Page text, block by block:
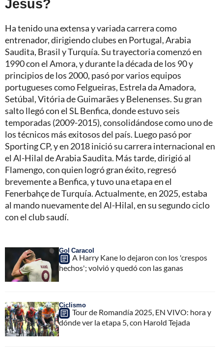
Jesus?
Ha tenido una extensa y variada carrera como
entrenador, dirigiendo clubes en Portugal, Arabia
Saudita, Brasil y Turquía. Su trayectoria comenzó en
1990 con el Amora, y durante la década de los 90 y
principios de los 2000, pasó por varios equipos
portugueses como Felgueiras, Estrela da Amadora,
Setúbal, Vitória de Guimarães y Belenenses. Su gran
salto llegó con el SL Benfica, donde estuvo seis
temporadas (2009-2015), consolidándose como uno de
los técnicos más exitosos del país. Luego pasó por
Sporting CP, y en 2018 inició su carrera internacional en
el Al-Hilal de Arabia Saudita. Más tarde, dirigió al
Flamengo, con quien logró gran éxito, regresó
brevemente a Benfica, y tuvo una etapa en el
Fenerbahçe de Turquía. Actualmente, en 2025, estaba
al mando nuevamente del Al-Hilal, en su segundo ciclo
con el club saudí.
Gol Caracol
A Harry Kane lo dejaron con los 'crespos
hechos'; volvió y quedó con las ganas
Ciclismo
Tour de Romandía 2025, EN VIVO: hora y
dónde ver la etapa 5, con Harold Tejada